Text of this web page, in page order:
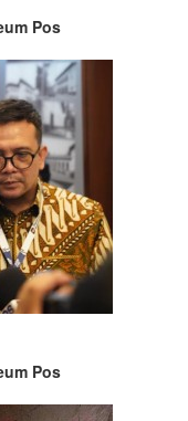
Pos
Pos